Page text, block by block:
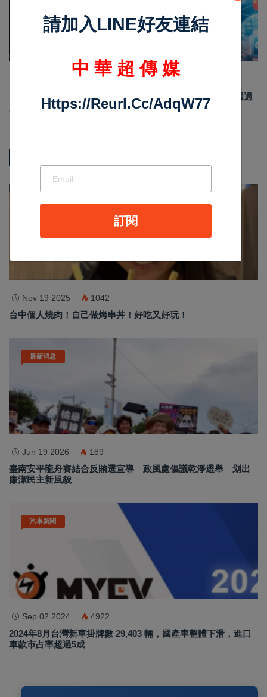
1790
Meta祖克柏談美中AI競爭 反對封鎖中國AI模型 示警美國過
度監管恐削弱競爭力
影音新聞
Nov 19 2025 1042
台中個人燒肉！自己做烤串丼！好吃又好玩！
最新消息
Jun 19 2026 189
臺南安平龍舟賽結合反賄選宣導 政風處倡議乾淨選舉 划出
廉潔民主新風貌
汽車新聞
Sep 02 2024 4922
2024年8月台灣新車掛牌數 29,403 輛，國產車整體下滑，進口
車款市占率超過5成
請加入LINE好友連結
中 華 超 傳 媒
Https://reurl.cc/adqW77
訂閱